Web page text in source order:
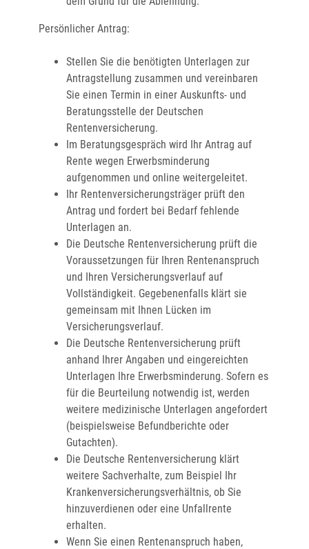
Persönlicher Antrag:
Stellen Sie die benötigten Unterlagen zur
Antragstellung zusammen und vereinbaren
Sie einen Termin in einer Auskunfts- und
Beratungsstelle der Deutschen
Rentenversicherung.
Im Beratungsgespräch wird Ihr Antrag auf
Rente wegen Erwerbsminderung
aufgenommen und online weitergeleitet.
Ihr Rentenversicherungsträger prüft den
Antrag und fordert bei Bedarf fehlende
Unterlagen an.
Die Deutsche Rentenversicherung prüft die
Voraussetzungen für Ihren Rentenanspruch
und Ihren Versicherungsverlauf auf
Vollständigkeit. Gegebenenfalls klärt sie
gemeinsam mit Ihnen Lücken im
Versicherungsverlauf.
Die Deutsche Rentenversicherung prüft
anhand Ihrer Angaben und eingereichten
Unterlagen Ihre Erwerbsminderung. Sofern es
für die Beurteilung notwendig ist, werden
weitere medizinische Unterlagen angefordert
(beispielsweise Befundberichte oder
Gutachten).
Die Deutsche Rentenversicherung klärt
weitere Sachverhalte, zum Beispiel Ihr
Krankenversicherungsverhältnis, ob Sie
hinzuverdienen oder eine Unfallrente
erhalten.
Wenn Sie einen Rentenanspruch haben,